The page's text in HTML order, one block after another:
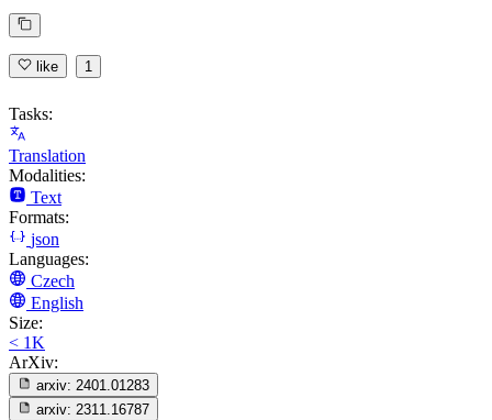
like 1
Tasks:
Translation
Modalities:
Text
Formats:
json
Languages:
Czech
English
Size:
< 1K
ArXiv:
arxiv: 2401.01283
arxiv: 2311.16787